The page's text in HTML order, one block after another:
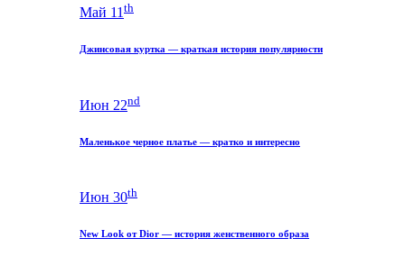
Май 11th
Джинсовая куртка — краткая история популярности
Июн 22nd
Маленькое черное платье — кратко и интересно
Июн 30th
New Look от Dior — история женственного образа